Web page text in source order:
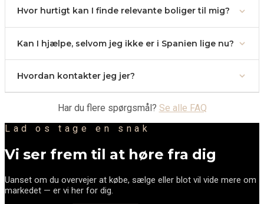
Hvor hurtigt kan I finde relevante boliger til mig?
Kan I hjælpe, selvom jeg ikke er i Spanien lige nu?
Hvordan kontakter jeg jer?
Har du flere spørgsmål? Se alle FAQ
Lad os tage en snak
Vi ser frem til at høre fra dig
Uanset om du overvejer at købe, sælge eller blot vil vide mere om
markedet — er vi her for dig.